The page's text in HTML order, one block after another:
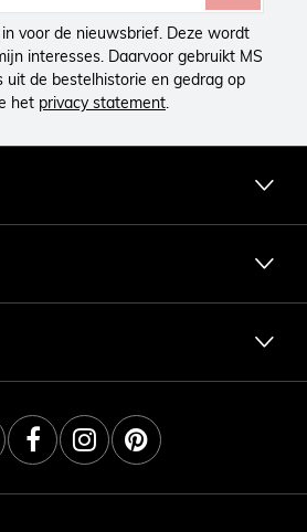
in voor de nieuwsbrief. Deze wordt
interesses. Daarvoor gebruikt MS
uit de bestelhistorie en gedrag op
het privacy statement.